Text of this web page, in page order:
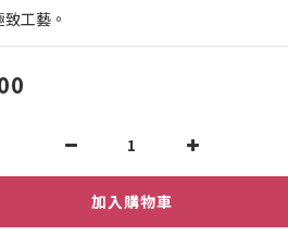
工藝。
加入購物車